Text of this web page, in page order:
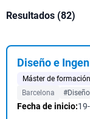
Resultados (82)
Diseño e
Máster de
Barcelona
Fecha de inicio: